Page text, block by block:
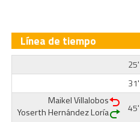
Línea de tiempo
25'
31'
Maikel Villalobos
Yoserth Hernández Loría
45'